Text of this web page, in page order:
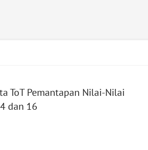
ToT Pemantapan Nilai-Nilai
dan 16